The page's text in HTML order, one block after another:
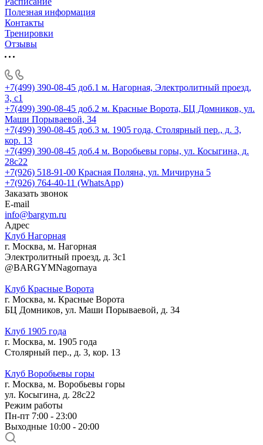
Полезная информация
Контакты
Тренировки
Отзывы
+7(499) 390-08-45 доб.1 м. Нагорная, Электролитный проезд,
3, с1
+7(499) 390-08-45 доб.2 м. Красные Ворота, БЦ Домников, ул.
Маши Порываевой, 34
+7(499) 390-08-45 доб.3 м. 1905 года, Столярный пер., д. 3,
кор. 13
+7(499) 390-08-45 доб.4 м. Воробьевы горы, ул. Косыгина, д.
28с22
+7(926) 518-91-00 Красная Поляна, ул. Мичируна 5
+7(926) 764-40-11 (WhatsApp)
Заказать звонок
E-mail
info@bargym.ru
Адрес
Клуб Нагорная
г. Москва, м. Нагорная
Электролитный проезд, д. 3с1
@BARGYMNagornaya
Клуб Красные Ворота
г. Москва, м. Красные Ворота
БЦ Домников, ул. Маши Порываевой, д. 34
Клуб 1905 года
г. Москва, м. 1905 года
Столярный пер., д. 3, кор. 13
Клуб Воробьевы горы
г. Москва, м. Воробьевы горы
ул. Косыгина, д. 28с22
Режим работы
Пн-пт 7:00 - 23:00
Выходные 10:00 - 20:00